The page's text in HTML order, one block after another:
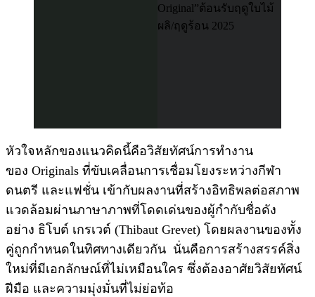
หัวใจหลักของแนวคิดนี้คือวิสัยทัศน์การทำงาน
ของ Originals ที่ขับเคลื่อนการเชื่อมโยงระหว่างกีฬา
ดนตรี และแฟชั่น เข้ากับผลงานที่สร้างอิทธิพลต่อสภาพ
แวดล้อมผ่านภาษาภาพที่โดดเด่นของผู้กำกับชื่อดัง
อย่าง ธิโบต์ เกรเวต์ (Thibaut Grevet) โดยผลงานของทั้ง
คู่ถูกกำหนดในทิศทางเดียวกัน นั่นคือการสร้างสรรค์สิ่ง
ใหม่ที่มีเอกลักษณ์ที่ไม่เหมือนใคร ซึ่งต้องอาศัยวิสัยทัศน์
ฝีมือ และความมุ่งมั่นที่ไม่ย่อท้อ